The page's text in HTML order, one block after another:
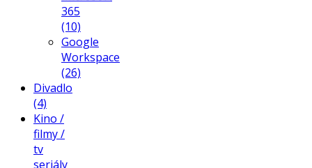
365
(10)
Google
Workspace
(26)
Divadlo
(4)
Kino /
filmy /
tv
seriály